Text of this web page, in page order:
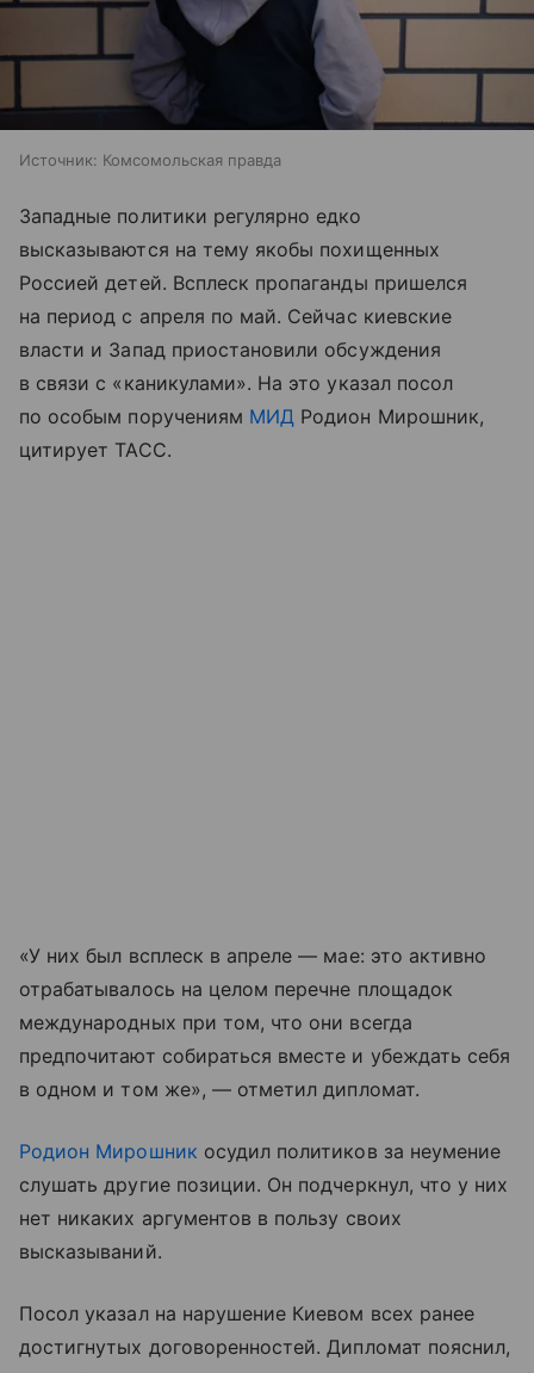
Источник: Комсомольская правда
Западные политики регулярно едко
высказываются на тему якобы похищенных
Россией детей. Всплеск пропаганды пришелся
на период с апреля по май. Сейчас киевские
власти и Запад приостановили обсуждения
в связи с «каникулами». На это указал посол
по особым поручениям МИД Родион Мирошник,
цитирует ТАСС.
«У них был всплеск в апреле — мае: это активно
отрабатывалось на целом перечне площадок
международных при том, что они всегда
предпочитают собираться вместе и убеждать себя
в одном и том же», — отметил дипломат.
Родион Мирошник осудил политиков за неумение
слушать другие позиции. Он подчеркнул, что у них
нет никаких аргументов в пользу своих
высказываний.
Посол указал на нарушение Киевом всех ранее
достигнутых договоренностей. Дипломат пояснил,